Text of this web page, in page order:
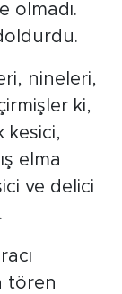
olmadı.
nineleri,
ki,
kesici,
elma
ve delici
tören